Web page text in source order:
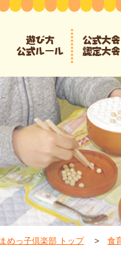
まめっ子倶楽部 トップ 食